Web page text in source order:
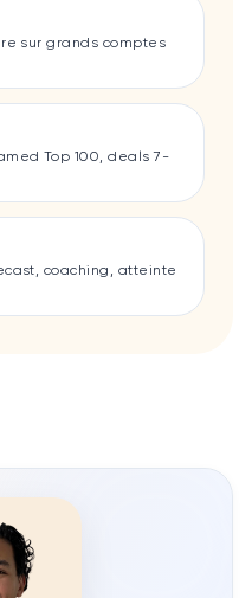
sur grands comptes
Top 100, deals 7-
coaching, atteinte